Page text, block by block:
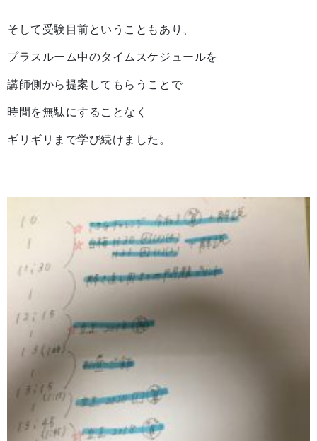
そして受験目前ということもあり、
プラスルーム中のタイムスケジュールを
講師側から提案してもらうことで
時間を無駄にすることなく
ギリギリまで学び続けました。